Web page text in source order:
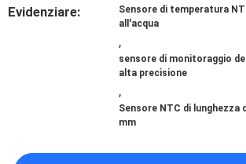
QUALITÀ
CONTATTICI
Evidenziare:
Sensore di temperatura
all'acqua
,
sensore di monitoraggio
alta precisione
,
Sensore NTC di lunghezza
mm